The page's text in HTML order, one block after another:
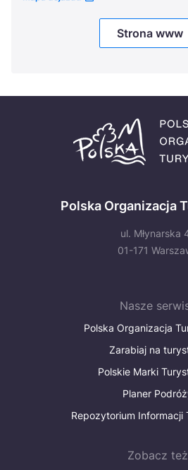
Strona www
Polska Organizacja
ul. Młynarska
01-171
Nasze
Polska Organizacja
Zarabiaj na
Polskie Marki
Planer
Repozytorium Informacji
Zobacz też